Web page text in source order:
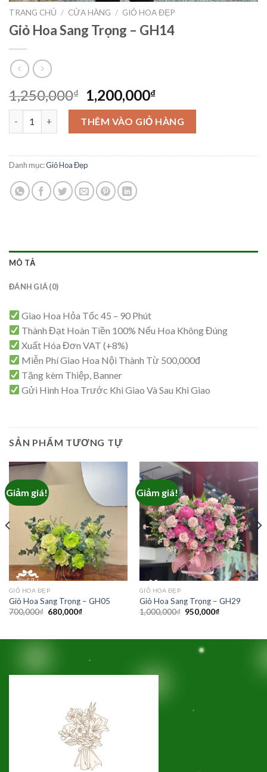
TRANG CHỦ / CỬA HÀNG / GIỎ HOA ĐẸP
Giỏ Hoa Sang Trọng – GH14
1,250,000₫
Giá
gốc
là:
1,250,000₫.
1,200,000₫Giá
hiện
tại
là:
1,200,000₫.
Giỏ Hoa Sang Trọng – GH14 số lượng
THÊM VÀO GIỎ HÀNG
Danh mục:Giỏ Hoa Đẹp
MÔ TẢ
ĐÁNH GIÁ (0)
Giao Hoa Hỏa Tốc 45 – 90 Phút
Thành Đạt Hoàn Tiền 100% Nếu Hoa Không Đúng
Xuất Hóa Đơn VAT (+8%)
Miễn Phí Giao Hoa Nội Thành Từ 500,000đ
Tặng kèm Thiệp, Banner
Gửi Hình Hoa Trước Khi Giao Và Sau Khi Giao
SẢN PHẨM TƯƠNG TỰ
Giảm giá!
GIỎ HOA ĐẸP
Giỏ Hoa Sang Trọng – GH05
700,000₫ Giá
680,000₫Giá
680,000₫.
Giảm giá!
GIỎ HOA ĐẸP
Giỏ Hoa Sang Trọng – GH29
1,000,000₫ Giá
950,000₫Giá
950,000₫.